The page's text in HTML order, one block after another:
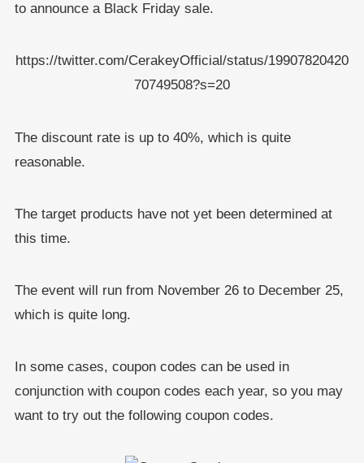
to announce a Black Friday sale.
https://twitter.com/CerakeyOfficial/status/19907820420
70749508?s=20
The discount rate is up to 40%, which is quite
reasonable.
The target products have not yet been determined at
this time.
The event will run from November 26 to December 25,
which is quite long.
In some cases, coupon codes can be used in
conjunction with coupon codes each year, so you may
want to try out the following coupon codes.